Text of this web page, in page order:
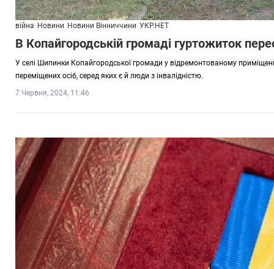
війна Новини Новини Вінниччини УКР.НЕТ
В Копайгородській громаді гуртожиток
У селі Шипинки Копайгородської громади у відремонтованому
переміщених осіб, серед яких є й люди з інвалідністю.
7 Червня, 2024, 11:46